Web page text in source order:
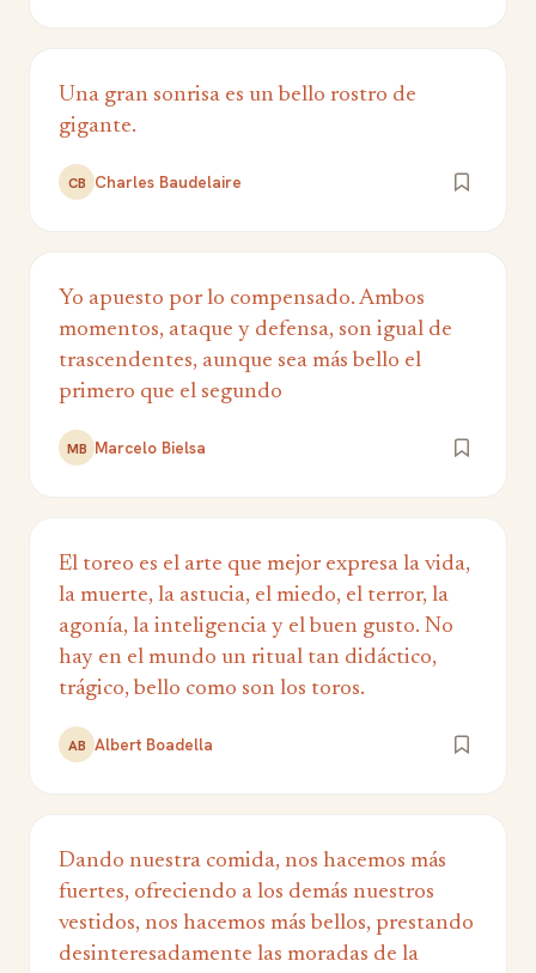
Una gran sonrisa es un bello rostro de
gigante.
CB Charles Baudelaire
Yo apuesto por lo compensado. Ambos
momentos, ataque y defensa, son igual de
trascendentes, aunque sea más bello el
primero que el segundo
MB Marcelo Bielsa
El toreo es el arte que mejor expresa la vida,
la muerte, la astucia, el miedo, el terror, la
agonía, la inteligencia y el buen gusto. No
hay en el mundo un ritual tan didáctico,
trágico, bello como son los toros.
AB Albert Boadella
Dando nuestra comida, nos hacemos más
fuertes, ofreciendo a los demás nuestros
vestidos, nos hacemos más bellos, prestando
desinteresadamente las moradas de la